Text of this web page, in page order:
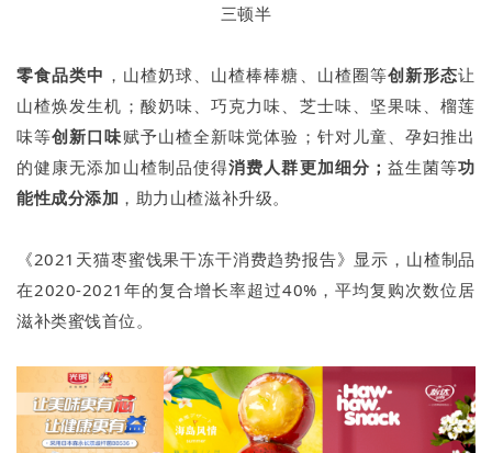
三顿半
零食品类中 ，山楂奶球、山楂棒棒糖、山楂圈等创新形态让
山楂焕发生机；酸奶味、巧克力味、芝士味、坚果味、榴莲
味等创新口味赋予山楂全新味觉体验；针对儿童、孕妇推出
的健康无添加山楂制品使得消费人群更加细分； 益生菌等功
能性成分添加 ，助力山楂滋补升级。
《2021天猫枣蜜饯果干冻干消费趋势报告》显示，山楂制品
在2020-2021年的复合增长率超过40%，平均复购次数位居
滋补类蜜饯首位。